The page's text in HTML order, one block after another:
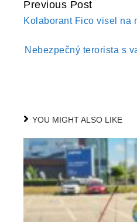
CONTINUE
READING
Previous Post
Kolaborant Fico visel na
Nebezpečný terorista s
YOU MIGHT ALSO LIKE